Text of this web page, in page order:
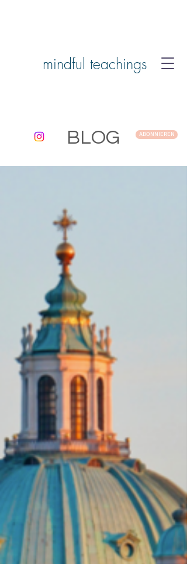
mindful teachings
ABONNIEREN
BLOG